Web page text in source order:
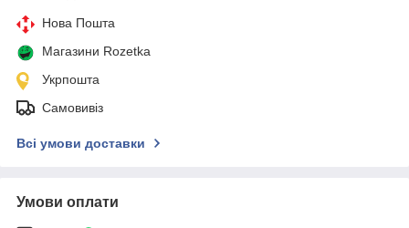
Нова Пошта
Магазини Rozetka
Укрпошта
Самовивіз
Всі умови доставки
Умови оплати